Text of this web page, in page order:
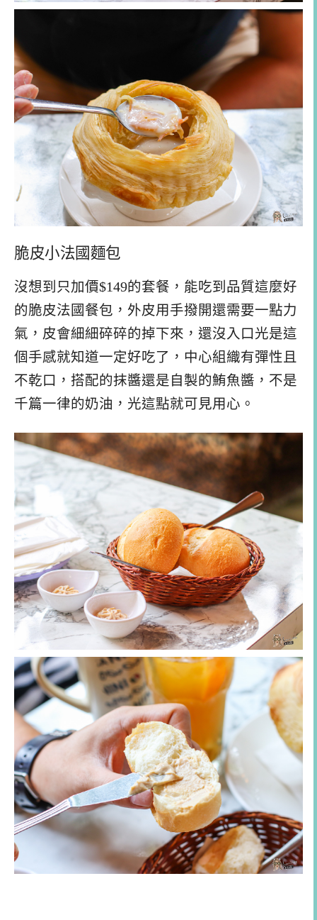
脆皮小法國麵包
沒想到只加價$149的套餐，能吃到品質這麼好
的脆皮法國餐包，外皮用手撥開還需要一點力
氣，皮會細細碎碎的掉下來，還沒入口光是這
個手感就知道一定好吃了，中心組織有彈性且
不乾口，搭配的抹醬還是自製的鮪魚醬，不是
千篇一律的奶油，光這點就可見用心。